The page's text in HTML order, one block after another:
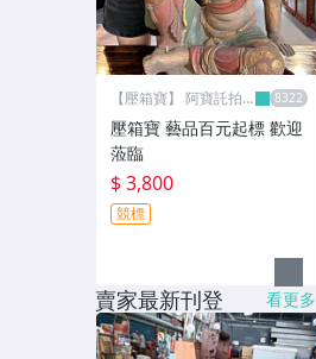
【壓箱寶】 阿寶託拍
壓箱寶 藝品百元起標 歡迎
蒞臨
$ 3,800
競標
賣家最新刊登 看更多